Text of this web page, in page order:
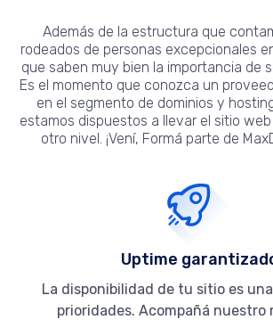
Además de la estructura que
rodeados de personas excepcionales
que saben muy bien la importancia de
Es el momento que conozca un
en el segmento de dominios y
estamos dispuestos a llevar el sitio
otro nivel. ¡Vení, Formá parte de
Uptime
La disponibilidad de tu sitio es
prioridades. Acompañá nuestro